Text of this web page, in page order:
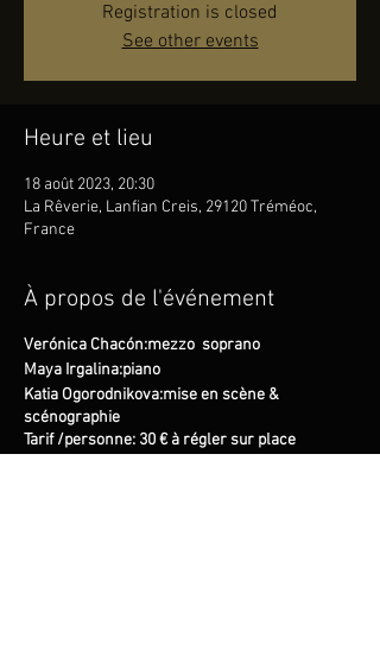
Registration is closed
See other events
Heure et lieu
18 août 2023, 20:30
La Rêverie, Lanfian Creis, 29120 Tréméoc,
France
À propos de l'événement
Verónica Chacón:mezzo soprano
Maya Irgalina:piano
Katia Ogorodnikova:mise en scène &
scénographie
Tarif /personne: 30 € à régler sur place